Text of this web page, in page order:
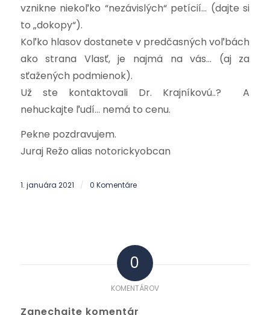
vznikne niekoľko “nezávislých“ petícií… (dajte si
to „dokopy“).
Koľko hlasov dostanete v predčasných voľbách
ako strana Vlasť, je najmä na vás… (aj za
sťažených podmienok).
Už ste kontaktovali Dr. Krajníkovú..? A
nehuckajte ľudí… nemá to cenu.
Pekne pozdravujem.
Juraj Režo alias notorickyobcan
1. januára 2021 / 0 Komentáre
0
KOMENTÁROV
Zanechajte komentár